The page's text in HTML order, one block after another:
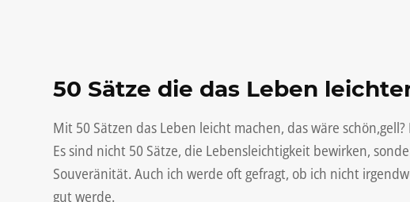
50 Sätze die das Leben
Mit 50 Sätzen das Leben leicht machen, das wäre
Es sind nicht 50 Sätze, die Lebensleichtigkeit bewirken,
Souveränität. Auch ich werde oft gefragt, ob ich nicht
gut werde.